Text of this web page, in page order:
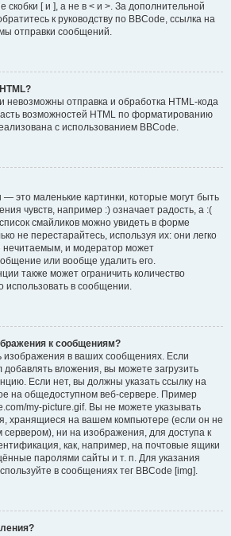
скобки [ и ], а не в < и >. За дополнительной
к руководству по BBCode, ссылка на
отправки сообщений.
невозможны отправка и обработка HTML-кода
возможностей HTML по форматированию
с использованием BBCode.
это маленькие картинки, которые могут быть
чувств, например :) означает радость, а :(
смайликов можно увидеть в форме
не перестарайтесь, используя их: они легко
нечитаемым, и модератор может
или вообще удалить его.
также может ограничить количество
использовать в сообщении.
к сообщениям?
в ваших сообщениях. Если
вложения, вы можете загрузить
Если нет, вы должны указать ссылку на
на общедоступном веб-сервере. Пример
my-picture.gif. Вы не можете указывать
хранящиеся на вашем компьютере (если он не
ни на изображения, для доступа к
как, например, на почтовые ящики
паролями сайты и т. п. Для указания
в сообщениях тег BBCode [img].